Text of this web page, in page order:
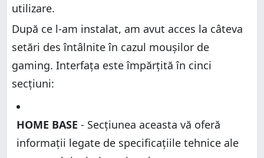
utilizare.
După ce l-am instalat, am avut acces la câteva
setări des întâlnite în cazul moușilor de
gaming. Interfața este împărțită în cinci
secțiuni:
HOME BASE - Secțiunea aceasta vă oferă
informații legate de specificațiile tehnice ale